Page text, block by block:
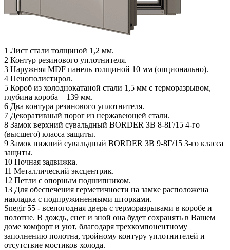
1 Лист стали толщиной 1,2 мм.
2 Контур резинового уплотнителя.
3 Наружняя MDF панель толщиной 10 мм (опционально).
4 Пенополистирол.
5 Короб из холоднокатаной стали 1,5 мм с терморазрывом,
глубина короба – 139 мм.
6 Два контура резинового уплотнителя.
7 Декоративный порог из нержавеющей стали.
8 Замок верхний сувальдный BORDER ЗВ 8-8Г/15 4-го
(высшего) класса защиты.
9 Замок нижний сувальдный BORDER ЗВ 9-8Г/15 3-го класса
защиты.
10 Ночная задвижка.
11 Металлический эксцентрик.
12 Петли с опорным подшипником.
13 Для обеспечения герметичности на замке расположена
накладка с подпружиненными шторками.
Snegir 55 - всепогодная дверь с терморазрывами в коробе и
полотне. В дождь, снег и зной она будет сохранять в Вашем
доме комфорт и уют, благодаря трехкомпонентному
заполнению полотна, тройному контуру уплотнителей и
отсутствие мостиков холода.